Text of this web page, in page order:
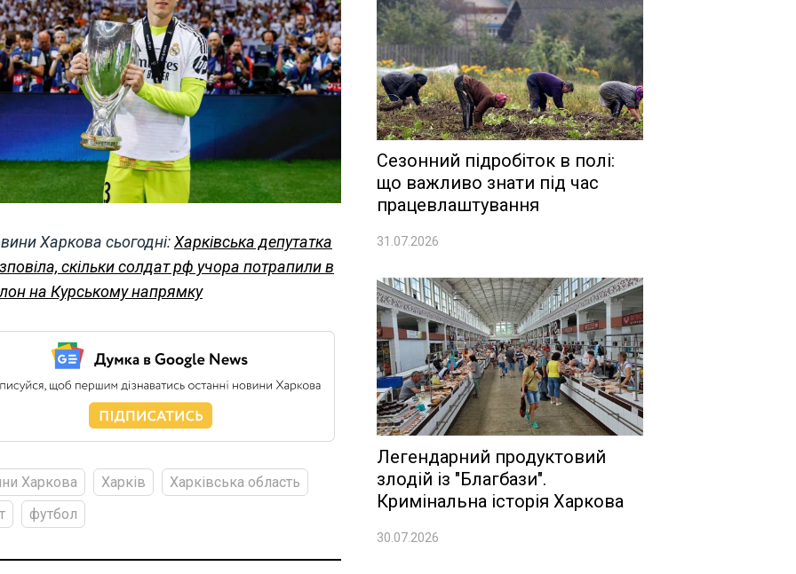
Харкова сьогодні:Харківська депутатка
скільки солдат рф учора потрапили в
на Курському напрямку
Харкова Харків
Харківська область
футбол
Сезонний підробіток в полі:
що важливо знати під час
працевлаштування
31.07.2026
Легендарний продуктовий
злодій із "Благбази".
Кримінальна історія Харкова
30.07.2026